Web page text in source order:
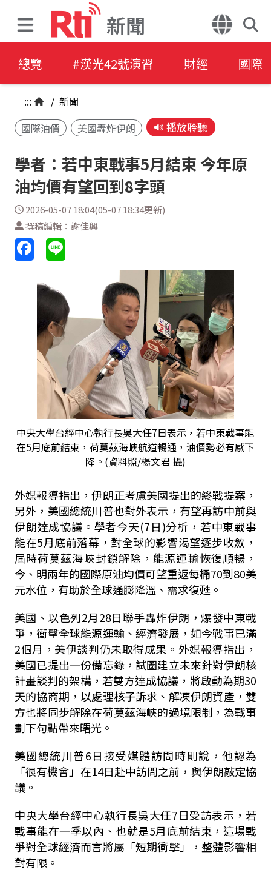
新聞
總覽 #漢光42號演習 財經 國際
::: / 新聞
國際油價
美國轟炸伊朗 播放聆聽
學者：若中東戰事5月結束 今年原
油均價有望回到8字頭
2026-05-07 18:04(05-07 18:34更新)
撰稿編輯：謝佳興
中央大學台經中心執行長吳大任7日表示，若中東戰事能
在5月底前結束，荷莫茲海峽航道暢通，油價勢必有感下
降。(資料照/楊文君 攝)
外媒報導指出，伊朗正考慮美國提出的終戰提案，
另外，美國總統川普也對外表示，有望再訪中前與
伊朗達成協議。學者今天(7日)分析，若中東戰事
能在5月底前落幕，對全球的影響渴望逐步收斂，
屆時荷莫茲海峽封鎖解除，能源運輸恢復順暢，
今、明兩年的國際原油均價可望重返每桶70到80美
元水位，有助於全球通膨降溫、需求復甦。
美國、以色列2月28日聯手轟炸伊朗，爆發中東戰
爭，衝擊全球能源運輸、經濟發展，如今戰事已滿
2個月，美伊談判仍未取得成果。外媒報導指出，
美國已提出一份備忘錄，試圖建立未來針對伊朗核
計畫談判的架構，若雙方達成協議，將啟動為期30
天的協商期，以處理核子訴求、解凍伊朗資產，雙
方也將同步解除在荷莫茲海峽的過境限制，為戰事
劃下句點帶來曙光。
美國總統川普6日接受媒體訪問時則說，他認為
「很有機會」在14日赴中訪問之前，與伊朗敲定協
議。
中央大學台經中心執行長吳大任7日受訪表示，若
戰事能在一季以內、也就是5月底前結束，這場戰
爭對全球經濟而言將屬「短期衝擊」，整體影響相
對有限。